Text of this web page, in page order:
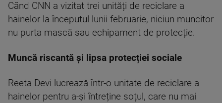
Când CNN a vizitat trei unități de reciclare a
hainelor la începutul lunii februarie, niciun muncitor
nu purta mască sau echipament de protecție.
Muncă riscantă și lipsa protecției sociale
Reeta Devi lucrează într-o unitate de reciclare a
hainelor pentru a-și întreține soțul, care nu mai